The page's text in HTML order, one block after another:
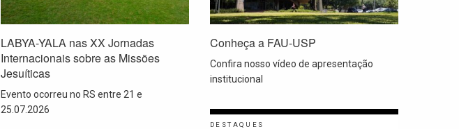
LABYA-YALA nas XX Jornadas
Internacionais sobre as Missões
Jesuíticas
Evento ocorreu no RS entre 21 e
25.07.2026
Conheça a FAU-USP
Confira nosso vídeo de apresentação
institucional
DESTAQUES